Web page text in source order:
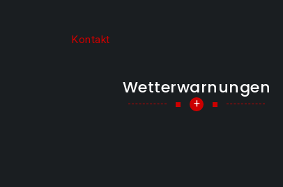
Kontakt
Wetterwarnungen
+